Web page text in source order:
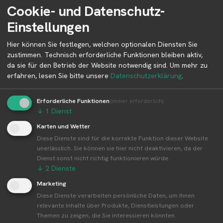
Kastanienhof 1
63911 Klingenberg a. Main
Bayern
Deutschland
Betreiber kontaktieren
Auf der Profilseite des Betreibers findest du weitere
Kontaktmöglichkeiten.
👤︎ Profilseite
Weitere Standorte von Kastanienhof
Cookie- und Datenschutz-
Einstellungen
Hier können Sie festlegen, welchen optionalen Diensten Sie
zustimmen. Technisch erforderliche Funktionen bleiben aktiv,
da sie für den Betrieb der Website notwendig sind. Um mehr zu
erfahren, lesen Sie bitte unsere Datenschutzerklärung.
Erforderliche Funktionen(immer erforderlich)
↓ 1 Dienst
Karten und Wetter
Diese Dienste sind für die korrekte Funktion dieser Website
unerlässlich. Sie können sie hier nicht deaktivieren, da der
Dienst sonst nicht richtig funktionieren würde.
↓ 2 Dienste
Marketing
Diese Dienste verarbeiten persönliche Daten, um Ihnen
relevante Inhalte über Produkte, Dienstleistungen oder
Themen zu zeigen, die Sie interessieren könnten.